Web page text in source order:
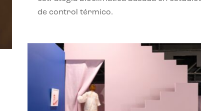
de control térmico.